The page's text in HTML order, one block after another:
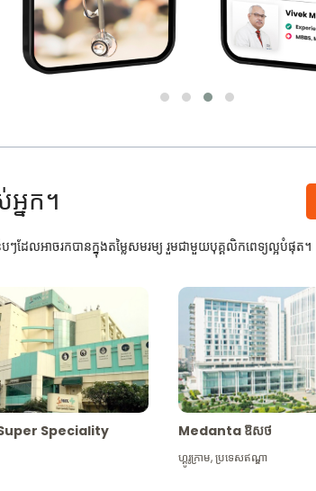
អ្នក។
ដែលអាចរកបានក្នុងតម្លៃសមរម្យ រួមជាមួយបុគ្គលិកពេទ្យល្អបំផុត។
Super Speciality Medanta ឱសថ
ហ្គូរូក្រាម,ប្រទេសឥណ្ឌា